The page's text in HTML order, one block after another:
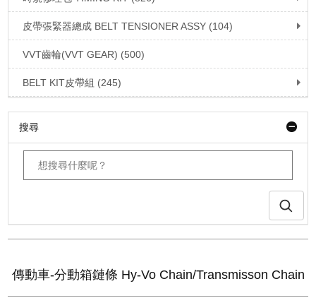
皮帶張緊器總成 BELT TENSIONER ASSY (104)
VVT齒輪(VVT GEAR) (500)
BELT KIT皮帶組 (245)
搜尋
傳動車-分動箱鏈條 Hy-Vo Chain/Transmisson Chain